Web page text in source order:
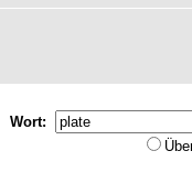
Wort: